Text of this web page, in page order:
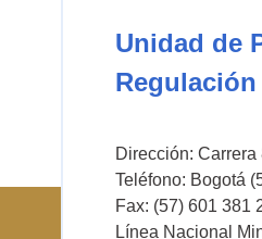
Unidad de
Dirección:
Teléfono: Bogotá
Fax: (57) 601 381
Línea Nacional